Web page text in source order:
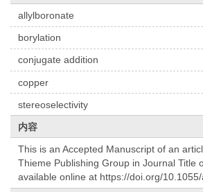
allylboronate
borylation
conjugate addition
copper
stereoselectivity
内容
This is an Accepted Manuscript of an
Thieme Publishing Group in Journal Title
available online at https://doi.org/10.1055/